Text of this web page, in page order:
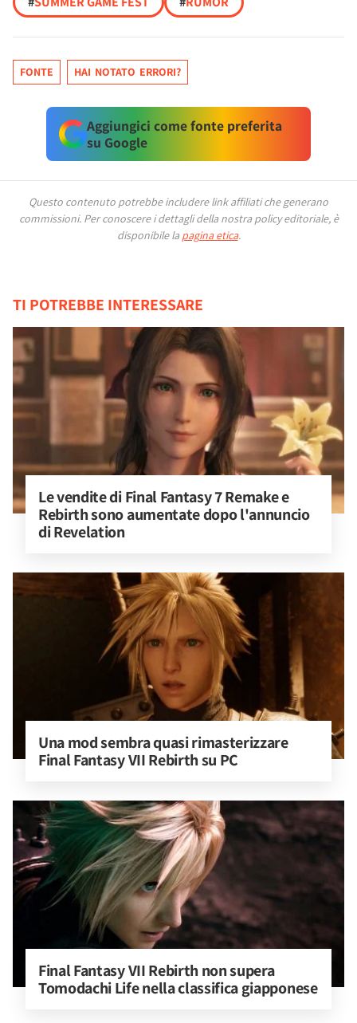
FONTE HAI NOTATO ERRORI?
Aggiungici come fonte preferita
su Google
Questo contenuto potrebbe includere link affiliati che generano
commissioni. Per conoscere i dettagli della nostra policy editoriale, è
disponibile la pagina etica.
TI POTREBBE INTERESSARE
Le vendite di Final Fantasy 7 Remake e
Rebirth sono aumentate dopo l'annuncio
di Revelation
Una mod sembra quasi rimasterizzare
Final Fantasy VII Rebirth su PC
Final Fantasy VII Rebirth non supera
Tomodachi Life nella classifica giapponese